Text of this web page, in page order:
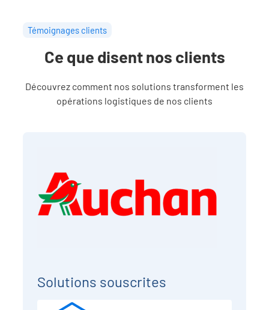
Témoignages clients
Ce que disent nos clients
Découvrez comment nos solutions transforment les
opérations logistiques de nos clients
Solutions souscrites